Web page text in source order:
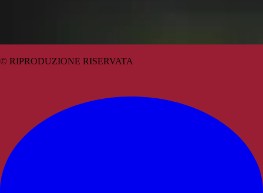
© RIPRODUZIONE RISERVATA